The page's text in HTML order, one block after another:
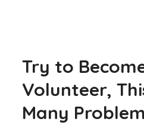
Try to
Volunteer,
Many